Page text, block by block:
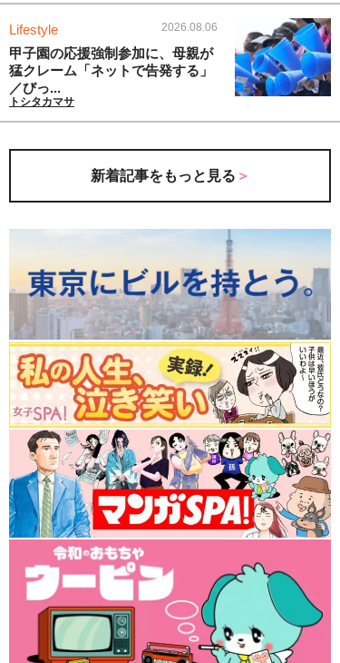
Lifestyle 2026.08.06
甲子園の応援強制参加に、母親が
猛クレーム「ネットで告発する」
／びっ...
トシタカマサ
新着記事をもっと見る